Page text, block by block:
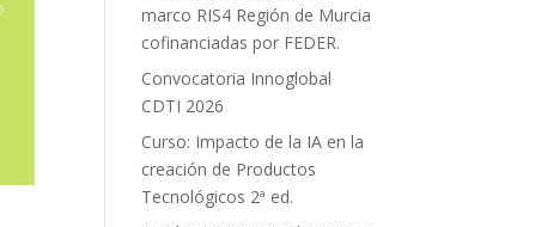
marco RIS4 Región de Murcia
cofinanciadas por FEDER.
Convocatoria Innoglobal
CDTI 2026
Curso: Impacto de la IA en la
creación de Productos
Tecnológicos 2ª ed.